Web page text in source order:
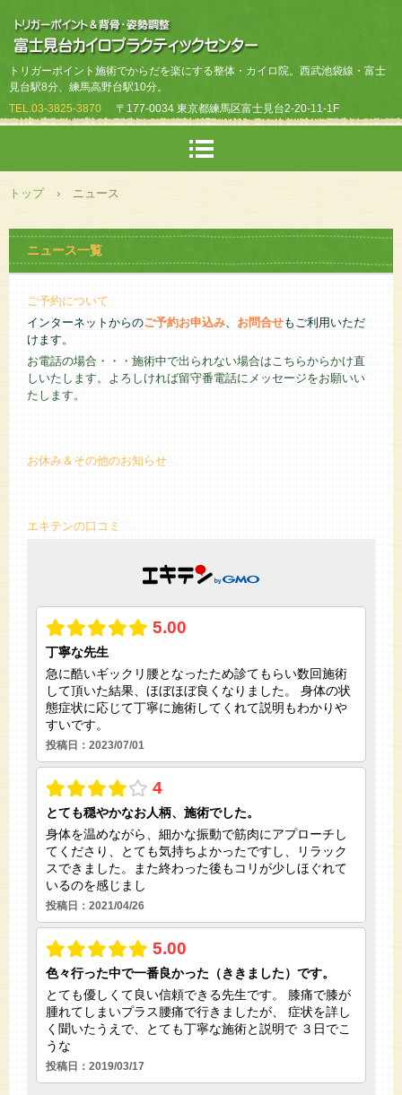
トリガーポイント施術でからだを楽にする整体・カイロ院。西武池袋線・富士
見台駅8分、練馬高野台駅10分。
TEL.03-3825-3870 〒177-0034 東京都練馬区富士見台2-20-11-1F
トップ › ニュース
ニュース一覧
ご予約について
インターネットからのご予約お申込み、 お問合せもご利用いただ
けます。
お電話の場合・・・施術中で出られない場合はこちらからかけ直
しいたします。よろしければ留守番電話にメッセージをお願いい
たします。
お休み＆その他のお知らせ
エキテンの口コミ